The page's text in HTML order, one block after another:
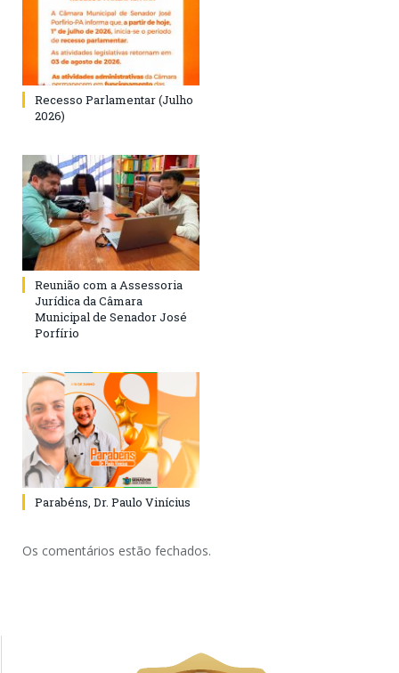
Recesso Parlamentar (Julho
2026)
Reunião com a Assessoria
Jurídica da Câmara
Municipal de Senador José
Porfírio
Parabéns, Dr. Paulo Vinícius
Os comentários estão fechados.